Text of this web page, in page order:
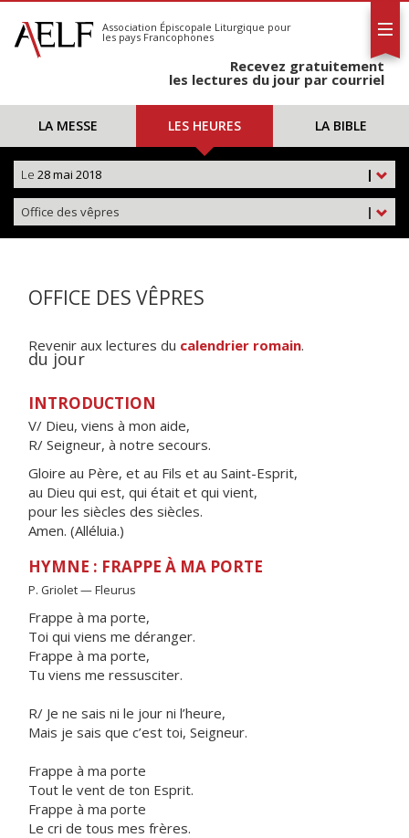
S'abonner
Calendrier
Association Épiscopale Liturgique pour
les pays Francophones
Recevez gratuitement
les lectures du jour par courriel
LA MESSE LES HEURES LA BIBLE
|
Le 28 mai 2018
|
Office des vêpres
OFFICE DES VÊPRES
Revenir aux lectures du calendrier romain.
du jour
INTRODUCTION
V/ Dieu, viens à mon aide,
R/ Seigneur, à notre secours.
Gloire au Père, et au Fils et au Saint-Esprit,
au Dieu qui est, qui était et qui vient,
pour les siècles des siècles.
Amen. (Alléluia.)
HYMNE : FRAPPE À MA PORTE
P. Griolet — Fleurus
Frappe à ma porte,
Toi qui viens me déranger.
Frappe à ma porte,
Tu viens me ressusciter.
R/ Je ne sais ni le jour ni l’heure,
Mais je sais que c’est toi, Seigneur.
Frappe à ma porte
Tout le vent de ton Esprit.
Frappe à ma porte
Le cri de tous mes frères.